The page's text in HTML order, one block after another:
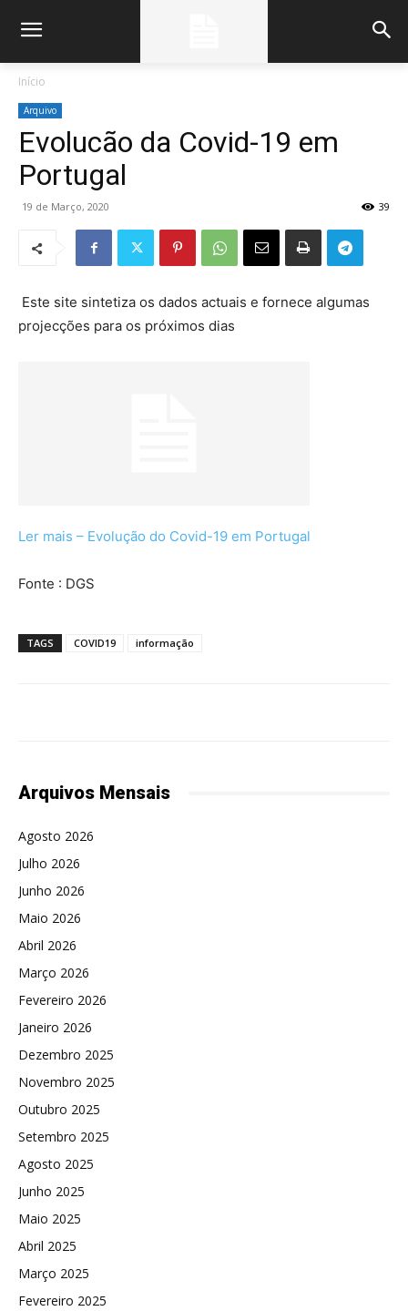
Início
Arquivo
Evolucão da Covid-19 em
Portugal
19 de Março, 2020 39
Este site sintetiza os dados actuais e fornece algumas
projecções para os próximos dias
Ler mais – Evolução do Covid-19 em Portugal
Fonte : DGS
TAGS COVID19 informação
Arquivos Mensais
Agosto 2026
Julho 2026
Junho 2026
Maio 2026
Abril 2026
Março 2026
Fevereiro 2026
Janeiro 2026
Dezembro 2025
Novembro 2025
Outubro 2025
Setembro 2025
Agosto 2025
Junho 2025
Maio 2025
Abril 2025
Março 2025
Fevereiro 2025